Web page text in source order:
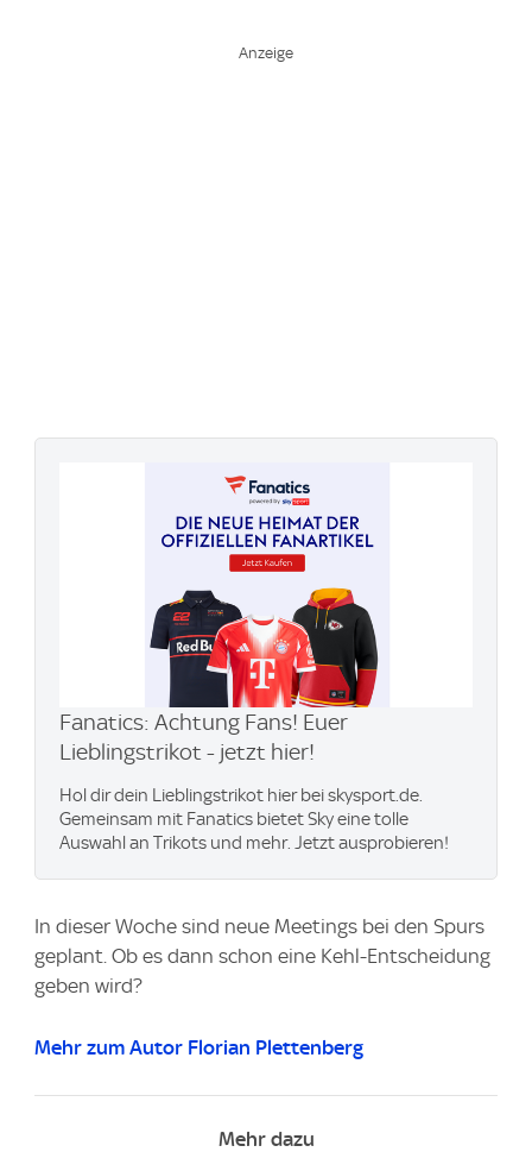
Fanatics: Achtung Fans! Euer
Lieblingstrikot - jetzt hier!
Hol dir dein Lieblingstrikot hier bei skysport.de.
Gemeinsam mit Fanatics bietet Sky eine tolle
Auswahl an Trikots und mehr. Jetzt ausprobieren!
In dieser Woche sind neue Meetings bei den Spurs
geplant. Ob es dann schon eine Kehl-Entscheidung
geben wird?
Mehr zum Autor Florian Plettenberg
Mehr dazu